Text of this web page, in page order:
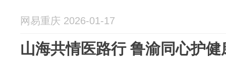
网易重庆 2026-01-17
山海共情医路行 鲁渝同心护